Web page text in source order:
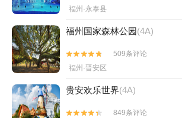
福州·永泰县
福州国家森林公园(4A)


509条评论
福州·晋安区
贵安欢乐世界(4A)


849条评论